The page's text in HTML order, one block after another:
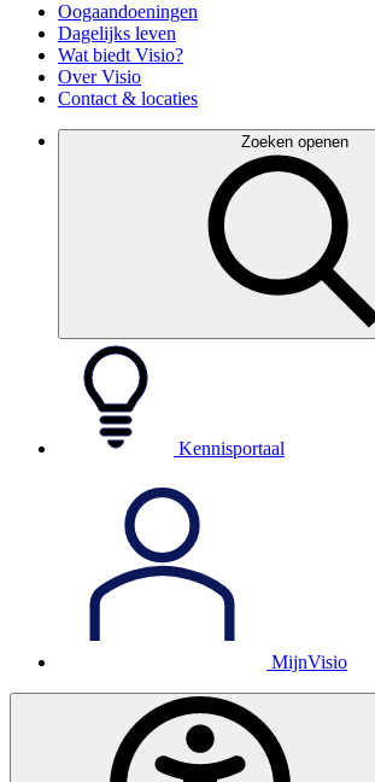
Oogaandoeningen
Dagelijks leven
Wat biedt Visio?
Over Visio
Contact & locaties
Zoeken openen
Kennisportaal
MijnVisio